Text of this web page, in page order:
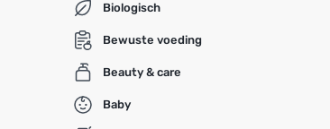
Biologisch
Bewuste voeding
Beauty & care
Baby